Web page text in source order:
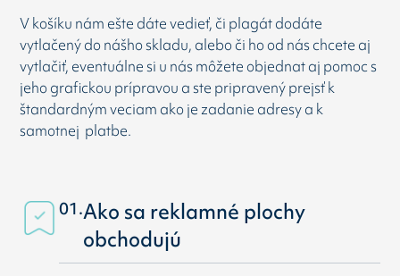
V košíku nám ešte dáte vedieť, či plagát dodáte
vytlačený do nášho skladu, alebo či ho od nás chcete aj
vytlačiť, eventuálne si u nás môžete objednat aj pomoc s
jeho grafickou prípravou a ste pripravený prejsť k
štandardným veciam ako je zadanie adresy a k
samotnej platbe.
01.Ako sa reklamné plochy
obchodujú